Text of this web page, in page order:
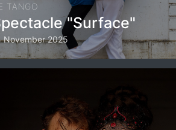
TANGO
"Surface"
November 2025